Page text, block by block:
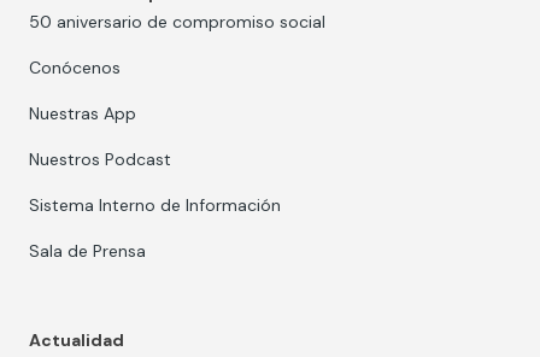
50 aniversario de compromiso social
Conócenos
Nuestras App
Nuestros Podcast
Sistema Interno de Información
Sala de Prensa
Actualidad